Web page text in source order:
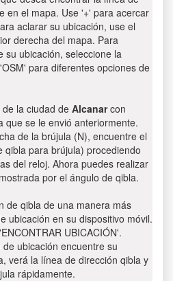
en el mapa. Use '+' para acercar
aclarar su ubicación, use el
derecha del mapa. Para
su ubicación, seleccione la
para diferentes opciones de
la ciudad de Alcanarcon
que se le envió anteriormente.
de la brújula (N), encuentre el
qibla para brújula) procediendo
del reloj. Ahora puedes realizar
por el ángulo de qibla.
de qibla de una manera más
ubicación en su dispositivo móvil.
UBICACIÓN'.
ubicación encuentre su
verá la línea de dirección qibla y
rápidamente.